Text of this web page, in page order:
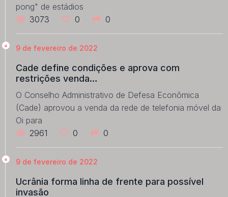
pong" de estádios
3073
0 0
9 de fevereiro de 2022
Cade define condições e aprova com
restrições venda…
O Conselho Administrativo de Defesa Econômica
(Cade) aprovou a venda da rede de telefonia móvel da
Oi para
2961
0 0
9 de fevereiro de 2022
Ucrânia forma linha de frente para possível
invasão